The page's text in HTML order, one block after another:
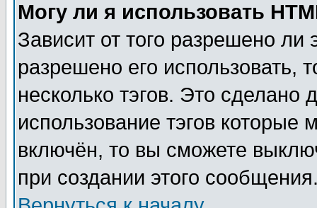
Могу ли я использовать
Зависит от того разрешено
разрешено его использовать,
несколько тэгов. Это сделано
использование тэгов
включён, то вы сможете
при создании этого